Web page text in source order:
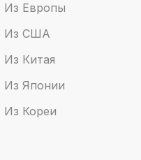
Из Европы
Из США
Из Китая
Из Японии
Из Кореи